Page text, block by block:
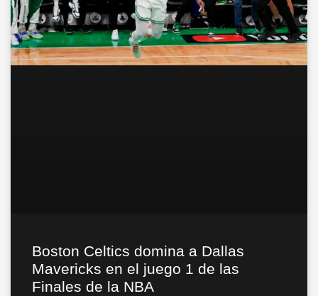
Boston Celtics domina a Dallas
Mavericks en el juego 1 de las
Finales de la NBA